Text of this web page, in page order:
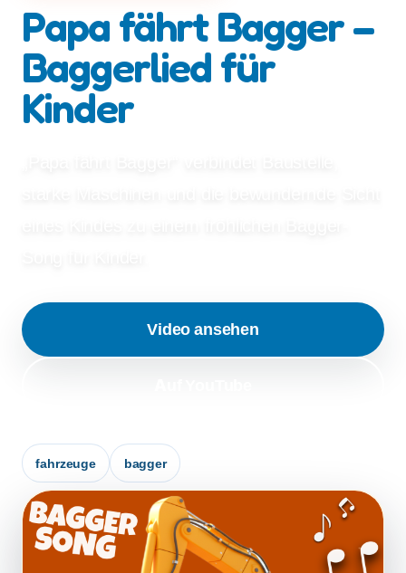
Papa fährt Bagger –
Baggerlied für
Kinder
Video ansehen
fahrzeuge bagger